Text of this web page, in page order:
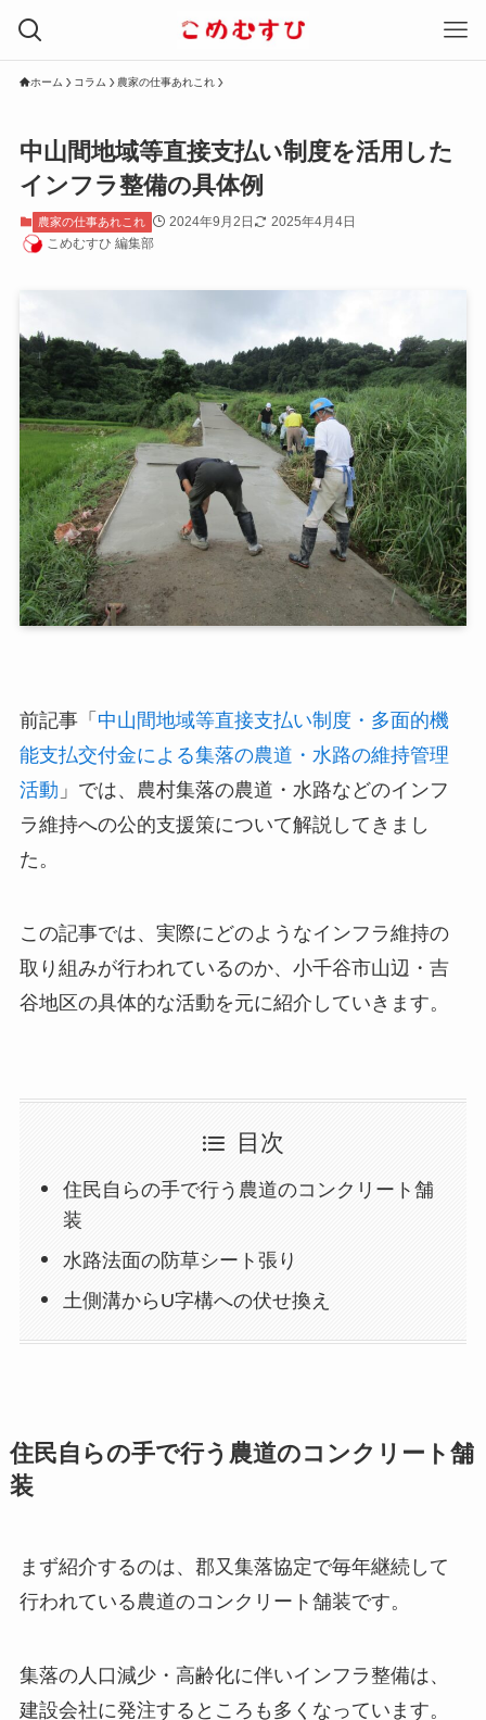
ホーム コラム 農家の仕事あれこれ
中山間地域等直接支払い制度を活用した
インフラ整備の具体例
農家の仕事あれこれ 2024年9月2日
2025年4月4日
こめむすひ 編集部
前記事「 中山間地域等直接支払い制度・多面的機
能支払交付金による集落の農道・水路の維持管理
活動 」では、農村集落の農道・水路などのインフ
ラ維持への公的支援策について解説してきまし
た。
この記事では、実際にどのようなインフラ維持の
取り組みが行われているのか、小千谷市山辺・吉
谷地区の具体的な活動を元に紹介していきます。
目次
住民自らの手で行う農道のコンクリート舗
装
水路法面の防草シート張り
土側溝からU字構への伏せ換え
住民自らの手で行う農道のコンクリート舗
装
まず紹介するのは、郡又集落協定で毎年継続して
行われている農道のコンクリート舗装です。
集落の人口減少・高齢化に伴いインフラ整備は、
建設会社に発注するところも多くなっています。